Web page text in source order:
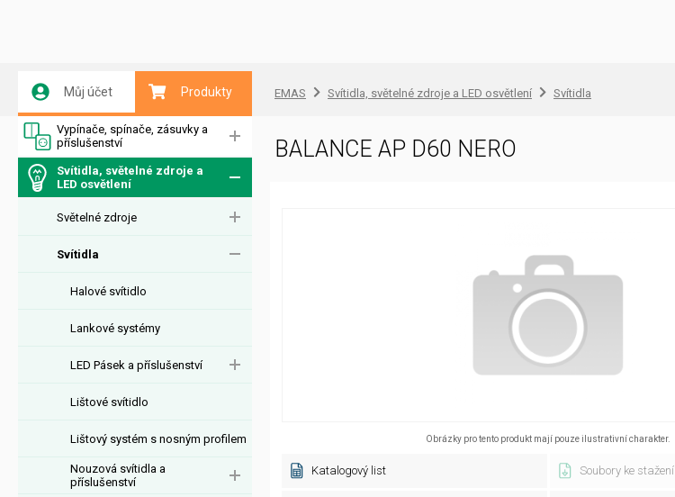
Můj účet Produkty
Vypínače, spínače, zásuvky a
příslušenství
Svítidla, světelné zdroje a
LED osvětlení
Světelné zdroje
Svítidla
Halové svítidlo
Lankové systémy
LED Pásek a příslušenství
Lištové svítidlo
Lištový systém s nosným profilem
Nouzová svítidla a
příslušenství
EMAS Svítidla, světelné zdroje a LED osvětlení Svítidla
BALANCE AP D60 NERO
Obrázky pro tento produkt mají pouze ilustrativní charakter.
Katalogový list Soubory ke stažení